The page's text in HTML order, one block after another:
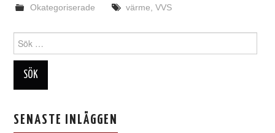
Okategoriserade värme VVS
efter:
SENASTE INLÄGGEN